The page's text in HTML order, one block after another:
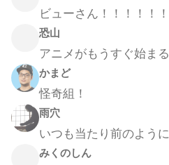
ビューさん！！！！！！
恐山
アニメがもうすぐ始ま
かまど
怪奇組！
雨穴
いつも当たり前のよう
みくのしん